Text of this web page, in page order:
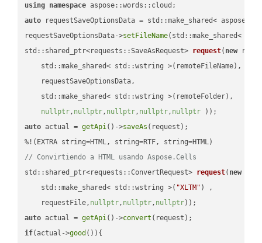
using namespace
auto requestSaveOptionsData = std::make_shared<
requestSaveOptionsData->setFileName(std::make_shared<
std::shared_ptr<requests::SaveAsRequest> request( new
    std::make_shared< std::wstring >(remoteFileName),
    requestSaveOptionsData,
    std::make_shared< std::wstring >(remoteFolder),
nullptr, nullptr, nullptr, nullptr, nullptr ))
auto actual = getApi()->saveAs (request);
// Convirtiendo a HTML usando Aspose.Cells
std::shared_ptr<requests::ConvertRequest> request( new
    std::make_shared< std::wstring >(
"XLTM" ) ,
    requestFile,
nullptr, nullptr, nullptr))
auto actual = getApi()->convert
if(actual->good ()){